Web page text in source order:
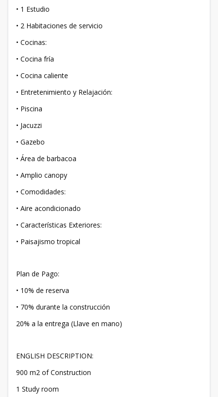
• 1 Estudio
• 2 Habitaciones de servicio
• Cocinas:
• Cocina fría
• Cocina caliente
• Entretenimiento y Relajación:
• Piscina
• Jacuzzi
• Gazebo
• Área de barbacoa
• Amplio canopy
• Comodidades:
• Aire acondicionado
• Características Exteriores:
• Paisajismo tropical
Plan de Pago:
• 10% de reserva
• 70% durante la construcción
20% a la entrega (Llave en mano)
ENGLISH DESCRIPTION:
900 m2 of Construction
1 Study room